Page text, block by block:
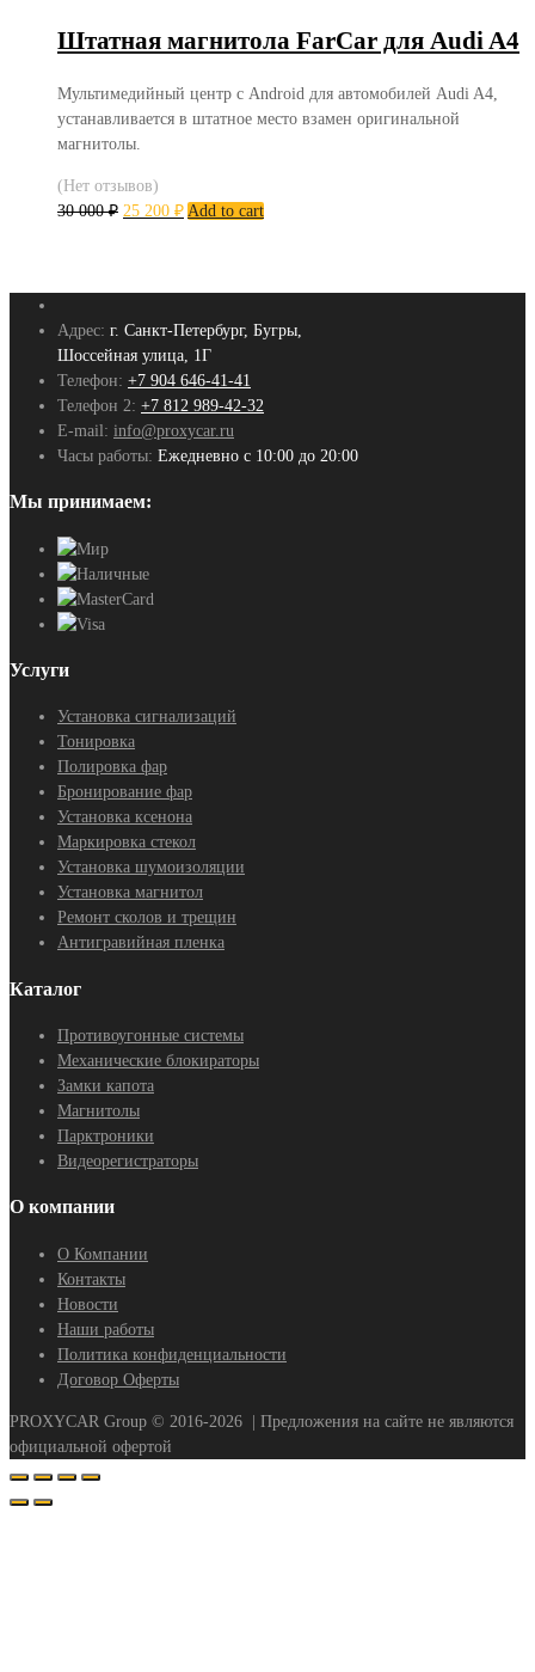
Штатная магнитола FarCar для Audi A4
Мультимедийный центр с Android для автомобилей Audi A4,
устанавливается в штатное место взамен оригинальной
магнитолы.
(Нет отзывов)
30 000₽ 25 200 ₽ Add to cart
Адрес: г. Санкт-Петербург, Бугры,
Шоссейная улица, 1Г
Телефон: +7 904 646-41-41
Телефон 2: +7 812 989-42-32
E-mail: info@proxycar.ru
Часы работы: Ежедневно с 10:00 до 20:00
Мы принимаем:
Услуги
Установка сигнализаций
Тонировка
Полировка фар
Бронирование фар
Установка ксенона
Маркировка стекол
Установка шумоизоляции
Установка магнитол
Ремонт сколов и трещин
Антигравийная пленка
Каталог
Противоугонные системы
Механические блокираторы
Замки капота
Магнитолы
Парктроники
Видеорегистраторы
О компании
О Компании
Контакты
Новости
Наши работы
Политика конфиденциальности
Договор Оферты
PROXYCAR Group © 2016-2026
| Предложения на сайте не являются
официальной офертой